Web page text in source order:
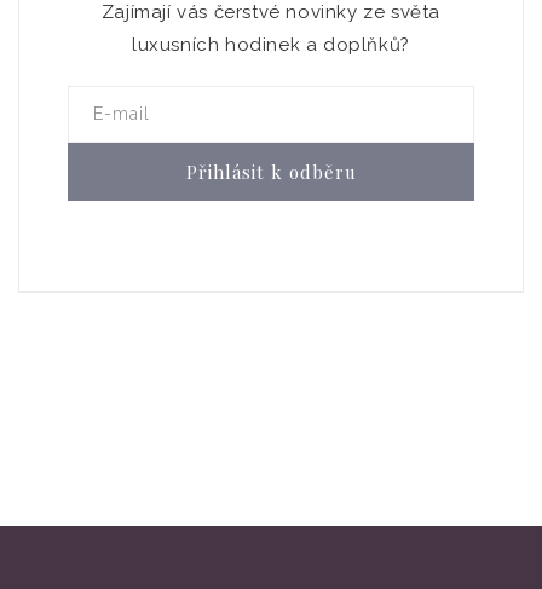
Zajímají vás čerstvé novinky ze světa
luxusních hodinek a doplňků?
E-mail
Přihlásit k odběru